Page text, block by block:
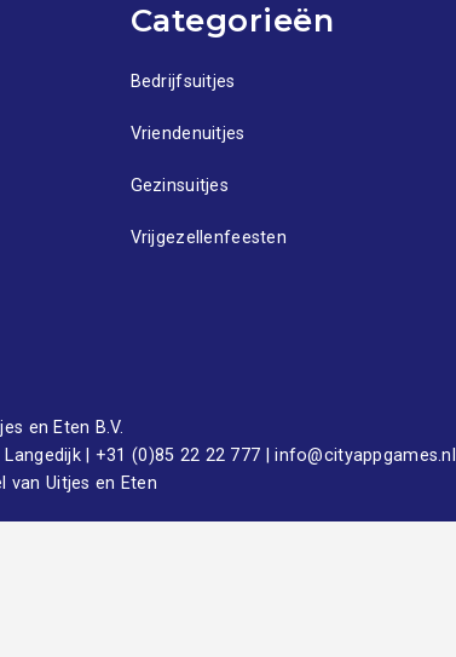
Categorieën
Bedrijfsuitjes
Vriendenuitjes
Gezinsuitjes
Vrijgezellenfeesten
en Eten B.V.
| +31 (0)85 22 22 777 |info@cityappgames.nl
van Uitjes en Eten